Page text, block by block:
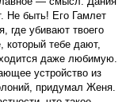
Не быть! Его Гамлет
где убивают твоего
который тебе дают,
даже любимую.
устройство из
придумал Женя.